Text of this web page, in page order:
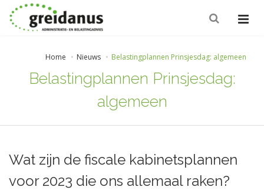
Home Nieuws Belastingplannen Prinsjesdag: algemeen
Belastingplannen Prinsjesdag:
algemeen
Wat zijn de fiscale kabinetsplannen
voor 2023 die ons allemaal raken?